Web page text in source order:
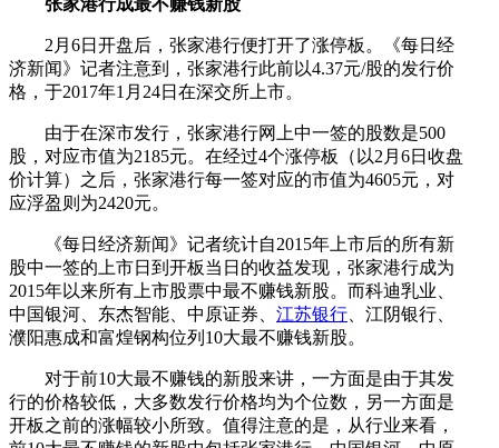
2月6日开盘后，张家港行便打开了涨停板。《每日经
济新闻》记者注意到，张家港行此前以4.37元/股的发行价
格，于2017年1月24日在深交所上市。
由于在深市发行，张家港行网上中一签的股数是500
股，对应市值为2185元。在经过4个涨停板（以2月6日收盘
价计算）之后，张家港行每一签对应的市值为4605元，对
应浮盈则为2420元。
《每日经济新闻》记者统计自2015年上市后的所有新
股中一签的上市日到开板当日的收益发现，张家港行成为
2015年以来所有上市股票中最不赚钱新股。而科迪乳业、
中国银河、东杰智能、中原证券、 江苏银行 、江阴银行、
濮阳惠成和富煌钢构位列10大最不赚钱新股。
对于前10大最不赚钱的新股来讲，一方面是由于其发
行的价格较低，大多数发行价格均为个位数，另一方面是
开板之前的涨幅较小所致。值得注意的是，从行业来看，